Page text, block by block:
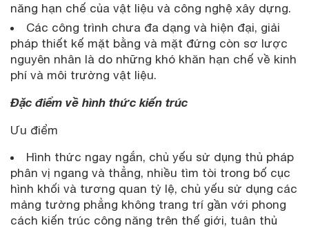
năng hạn chế của vật liệu và công nghệ xây dựng.
Các công trình chưa đa dạng và hiện đại, giải
pháp thiết kế mặt bằng và mặt đứng còn sơ lược
nguyên nhân là do những khó khăn hạn chế về kinh
phí và môi trường vật liệu.
Đặc điểm về hình thức kiến trúc
Ưu điểm
Hình thức ngay ngắn, chủ yếu sử dụng thủ pháp
phân vị ngang và thẳng, nhiều tìm tòi trong bố cục
hình khối và tương quan tỷ lệ, chủ yếu sử dụng các
mảng tường phẳng không trang trí gần với phong
cách kiến trúc công năng trên thế giới, tuân thủ